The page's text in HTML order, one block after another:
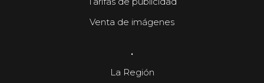
Venta de imágenes
.
La Región